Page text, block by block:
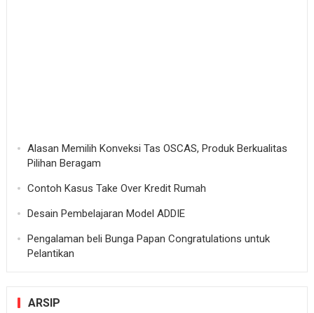
Alasan Memilih Konveksi Tas OSCAS, Produk Berkualitas
Pilihan Beragam
Contoh Kasus Take Over Kredit Rumah
Desain Pembelajaran Model ADDIE
Pengalaman beli Bunga Papan Congratulations untuk
Pelantikan
ARSIP